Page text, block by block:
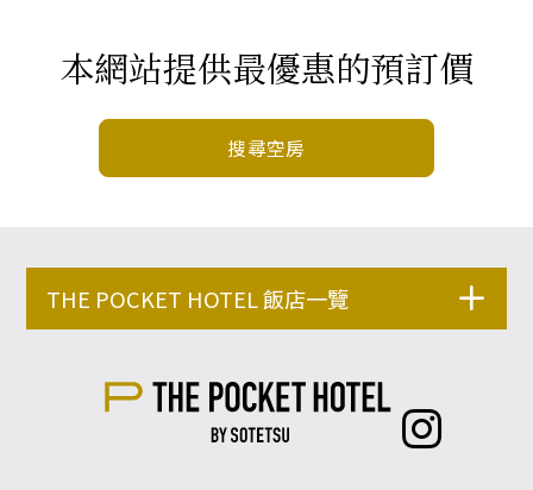
本網站提供最優惠的預訂價
搜尋空房
THE POCKET HOTEL 飯店一覽